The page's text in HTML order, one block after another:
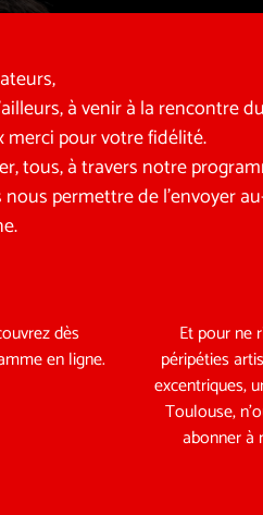
à venir à la rencontre
merci pour votre fidélité.
tous, à travers notre
permettre de l’envoyer
dès
en ligne.
Et pour ne
péripéties
excentriques,
Toulouse,
abonner à